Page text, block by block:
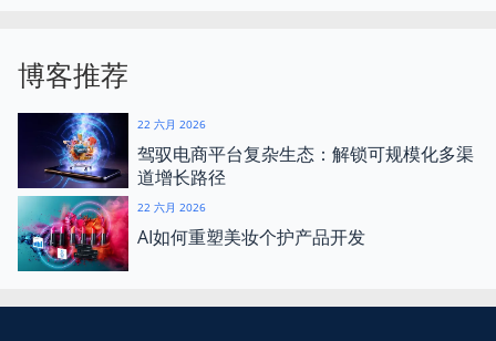
博客推荐
22 六月 2026
驾驭电商平台复杂生态：解锁可规模化多渠
道增长路径
22 六月 2026
AI如何重塑美妆个护产品开发